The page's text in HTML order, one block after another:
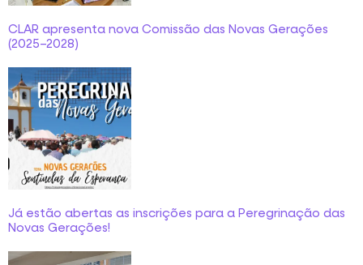
CLAR apresenta nova Comissão das Novas Gerações
(2025–2028)
Já estão abertas as inscrições para a Peregrinação das
Novas Gerações!